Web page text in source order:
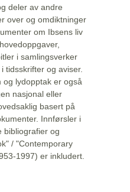
deler av andre
over og omdiktninger
om Ibsens liv
i samlingsverker
tidsskrifter og aviser.
og lydopptak er også
nasjonal eller
basert på
Innførsler i
bibliografier og
/ "Contemporary
1997) er inkludert.